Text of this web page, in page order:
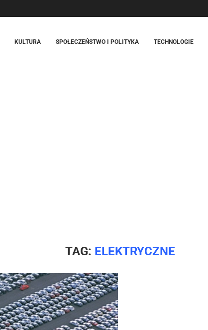
KULTURA SPOŁECZEŃSTWO I POLITYKA TECHNOLOGIE
TAG: ELEKTRYCZNE